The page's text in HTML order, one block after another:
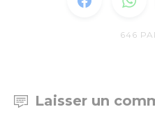
646
Laisser un